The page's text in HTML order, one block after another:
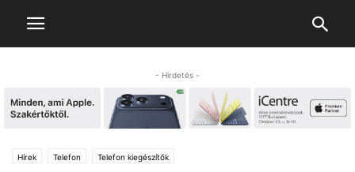
- Hirdetés -
Hírek Telefon Telefon kiegészítők